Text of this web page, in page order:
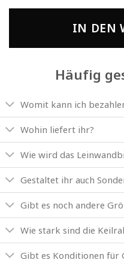
IN DEN
Häufig
Womit kann ich
Wohin liefert ihr?
Wie wird das
Gestaltet ihr auch
Gibt es noch andere
Wie stark sind die
Gibt es Konditionen für